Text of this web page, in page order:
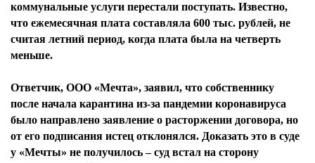
коммунальные услуги перестали поступать. Известно,
что ежемесячная плата составляла 600 тыс. рублей, не
считая летний период, когда плата была на четверть
меньше.
Ответчик, ООО «Мечта», заявил, что собственнику
после начала карантина из-за пандемии коронавируса
было направлено заявление о расторжении договора, но
от его подписания истец отклонялся. Доказать это в суде
у «Мечты» не получилось – суд встал на сторону